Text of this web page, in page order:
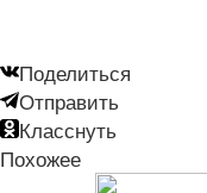
Поделиться
Отправить
Класснуть
Похожее